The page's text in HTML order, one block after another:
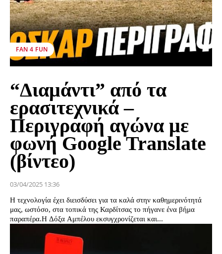
FAN 4 FUN
“Διαμάντι” από τα
ερασιτεχνικά –
Περιγραφή αγώνα με
φωνή Google Translate
(βίντεο)
03/04/2025 13:36
Η τεχνολογία έχει διεισδύσει για τα καλά στην καθημερινότητά
μας, ωστόσο, στα τοπικά της Καρδίτσας το πήγανε ένα βήμα
παραπέρα.Η Δόξα Αμπέλου εκσυγχρονίζεται και...